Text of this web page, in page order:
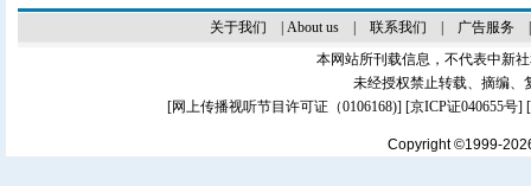
关于我们 About us| 联系我们 广告服务
本网站所刊载信息，不代表中新
未经授权禁止转载、摘编、
[网上传播视听节目许可证（0106168)] [京ICP证040655号]
Copyright ©1999-